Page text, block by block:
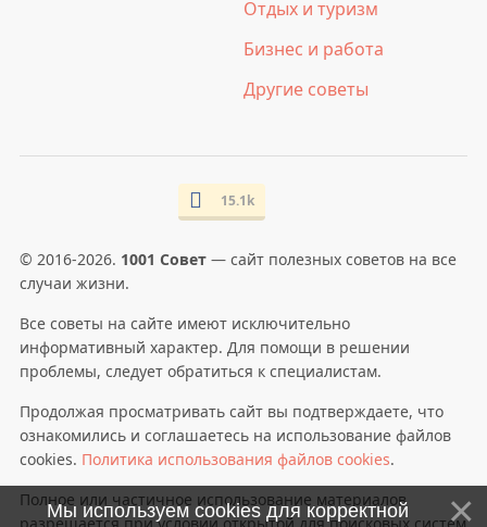
Отдых и туризм
Бизнес и работа
Другие советы
15.1k
© 2016-2026. 1001 Совет— сайт полезных советов на все
случаи жизни.
Все советы на сайте имеют исключительно
информативный характер. Для помощи в решении
проблемы, следует обратиться к специалистам.
Продолжая просматривать сайт вы подтверждаете, что
ознакомились и соглашаетесь на использование файлов
cookies. Политика использования файлов cookies.
Полное или частичное использование материалов
Мы используем cookies для корректной